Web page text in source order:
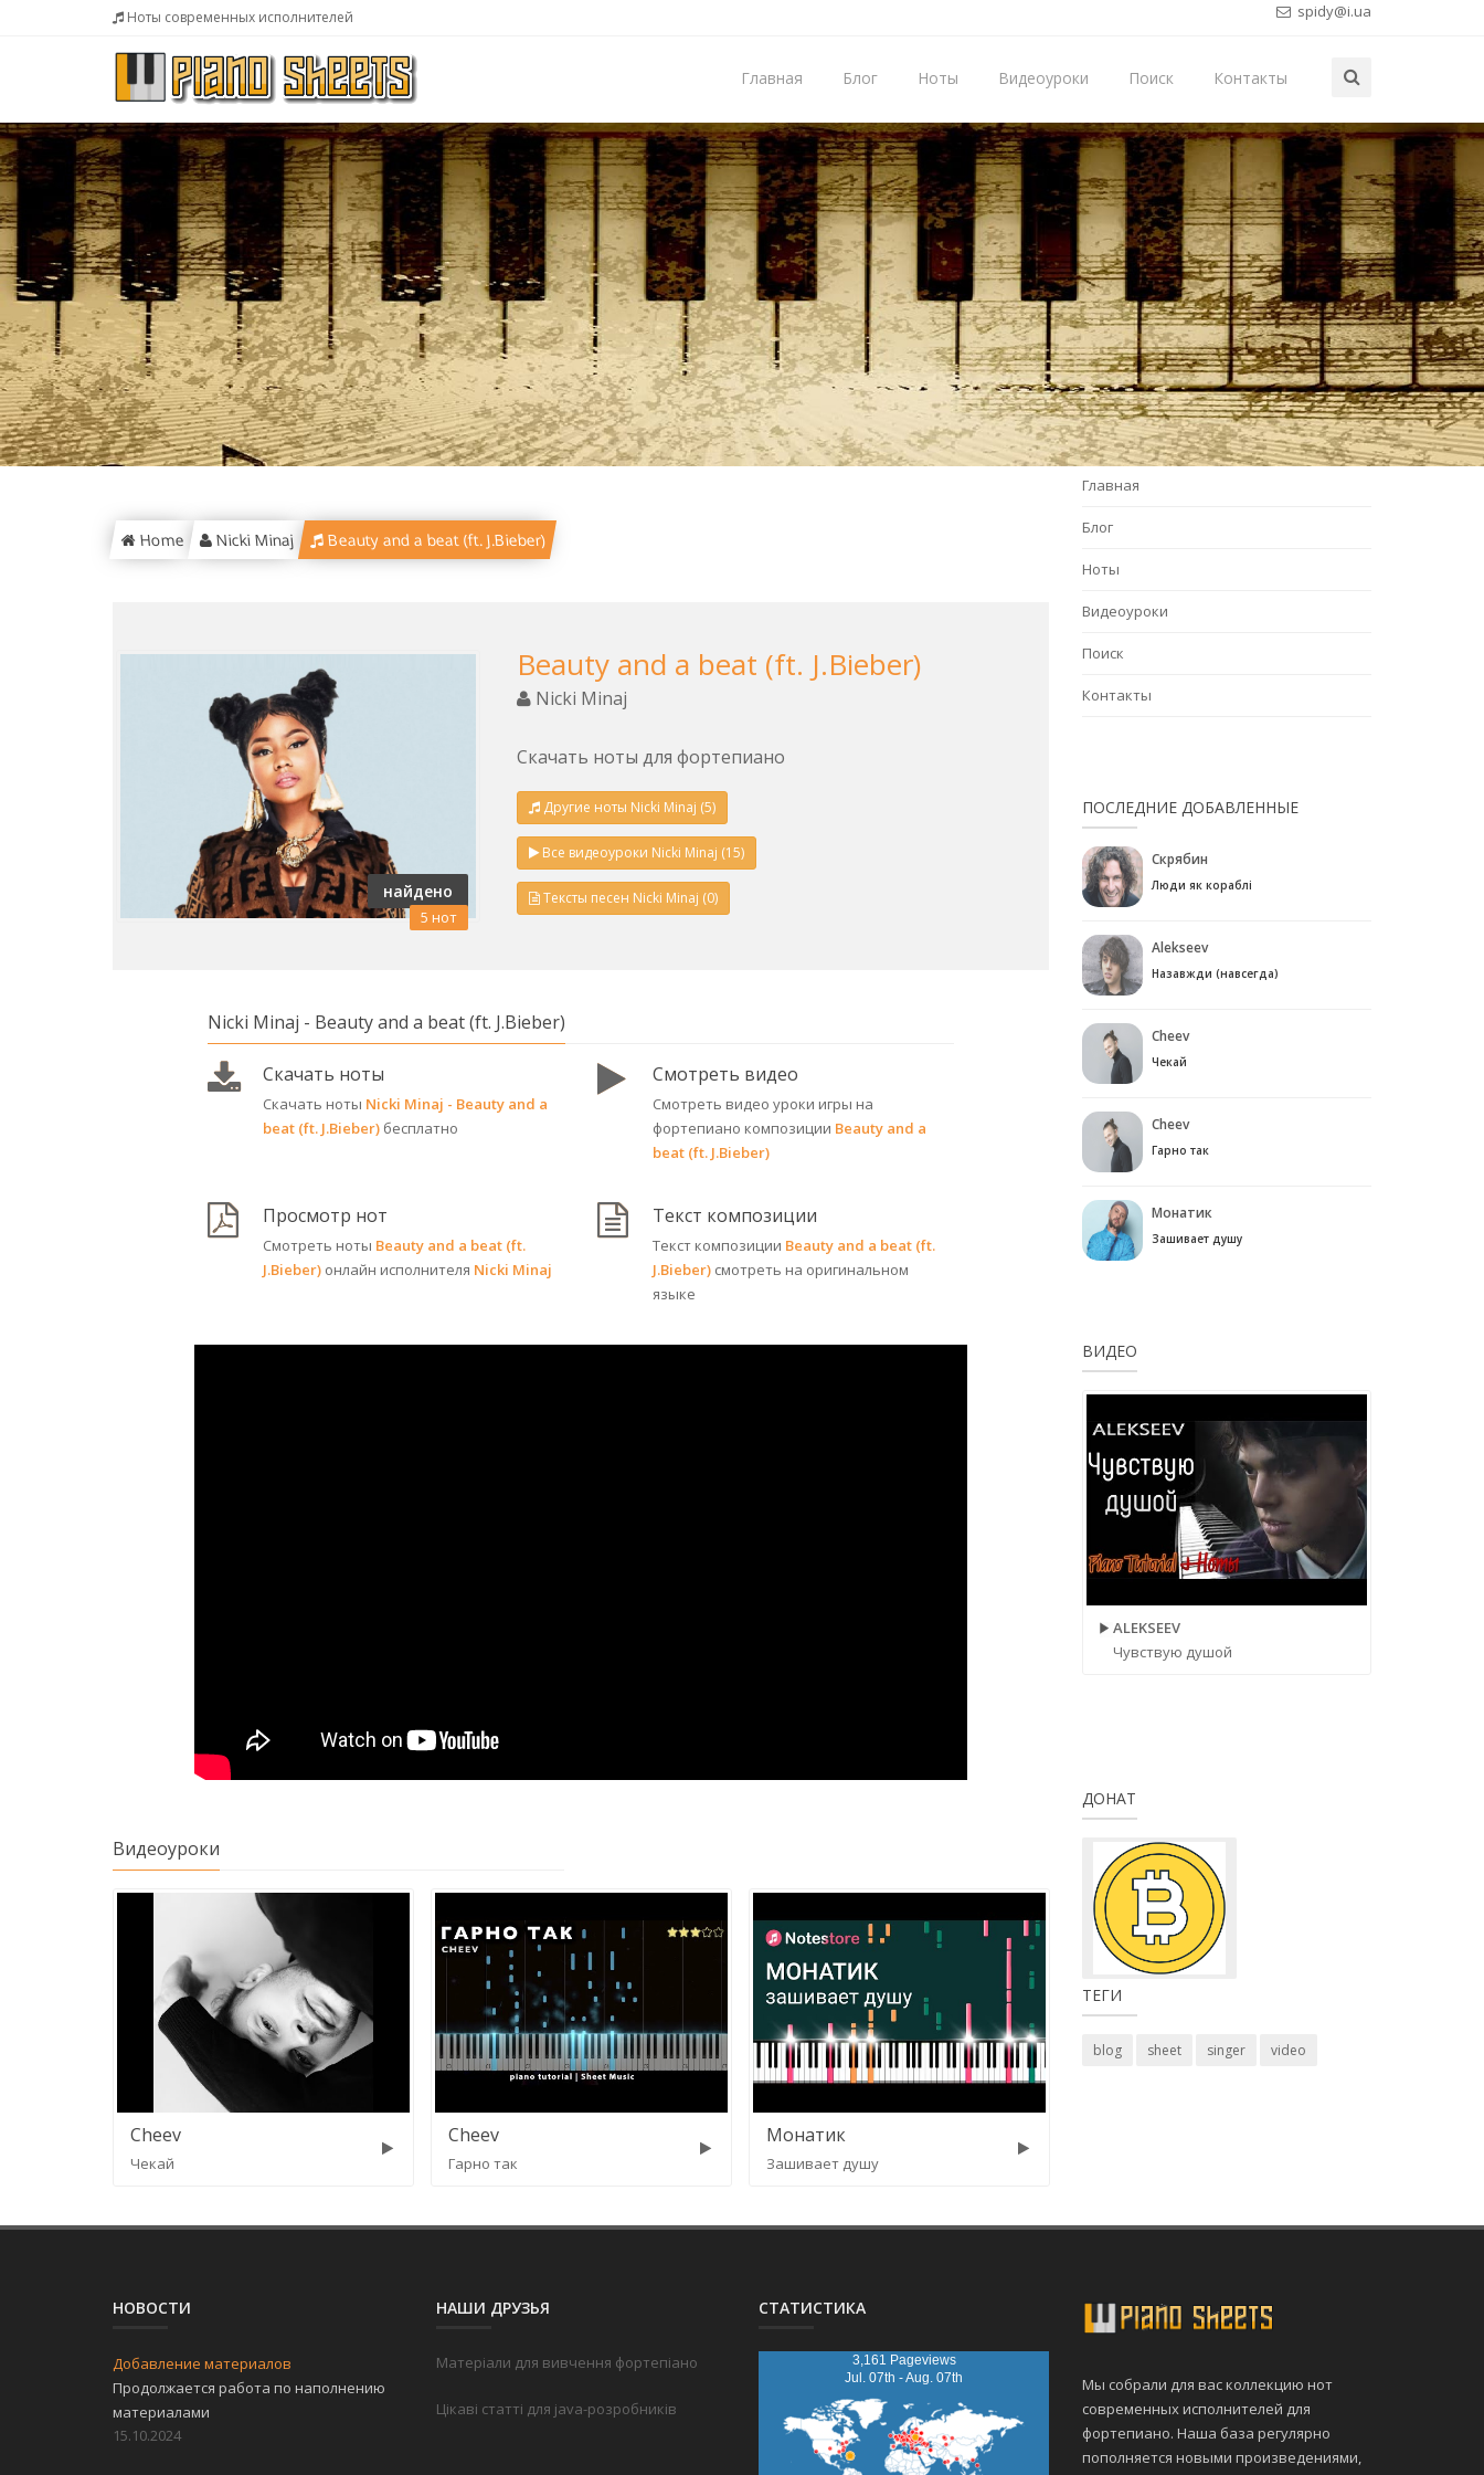
Ноты современных исполнителей spidy@i.ua
Главная Блог Ноты Видеоуроки Поиск Контакты
Home Nicki Minaj Beauty and a beat (ft. J.Bieber)
найдено
5 нот
Beauty and a beat (ft. J.Bieber)
Nicki Minaj
Скачать ноты для фортепиано
Другие ноты Nicki Minaj (5)
Все видеоуроки Nicki Minaj (15)
Тексты песен Nicki Minaj (0)
Nicki Minaj - Beauty and a beat (ft. J.Bieber)
Скачать ноты
Скачать ноты Nicki Minaj - Beauty and a
beat (ft. J.Bieber)бесплатно
Смотреть видео
Смотреть видео уроки игры на
фортепиано композиции Beauty and a
beat (ft. J.Bieber)
Просмотр нот
Смотреть ноты Beauty and a beat (ft.
J.Bieber)онлайн исполнителя Nicki Minaj
Текст композиции
Текст композиции Beauty and a beat (ft.
J.Bieber)смотреть на оригинальном
языке
Видеоуроки
Cheev
Чекай
Cheev
Гарно так
Монатик
Зашивает душу
Главная
Блог
Ноты
Видеоуроки
Поиск
Контакты
ПОСЛЕДНИЕ ДОБАВЛЕННЫЕ
Скрябин
Люди як кораблі
Alekseev
Назавжди (навсегда)
Cheev
Чекай
Cheev
Гарно так
Монатик
Зашивает душу
ВИДЕО
ALEKSEEV
Чувствую душой
ДОНАТ
ТЕГИ
blog sheet singer video
НОВОСТИ
Добавление материалов
Продолжается работа по наполнению
материалами
15.10.2024
НАШИ ДРУЗЬЯ
Матеріали для вивчення фортепіано
Цікаві статті для java-розробників
СТАТИСТИКА
3,161 Pageviews
Jul. 07th - Aug. 07th
Мы собрали для вас коллекцию нот
современных исполнителей для
фортепиано. Наша база регулярно
пополняется новыми произведениями,